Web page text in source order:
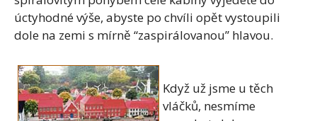
úctyhodné výše, abyste po chvíli opět vystoupili
dole na zemi s mírně “zaspirálovanou” hlavou.
Když už jsme u těch
vláčků, nesmíme